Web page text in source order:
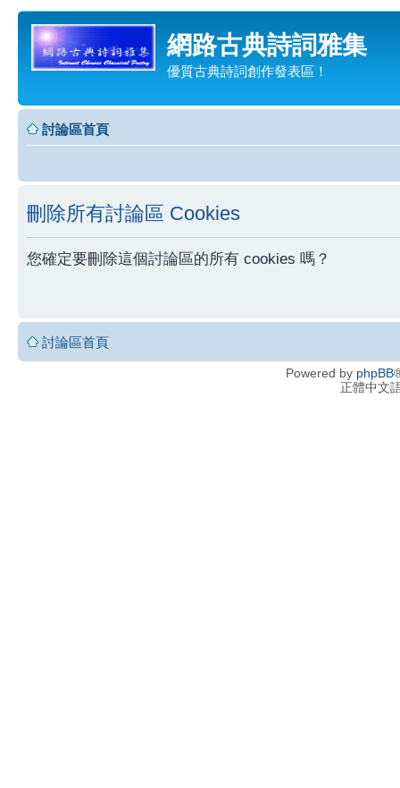
網路古典詩詞雅集
優質古典詩詞創作發表區！
討論區首頁
刪除所有討論區 Cookies
您確定要刪除這個討論區的所有 cookies 嗎？
討論區首頁
Powered by phpBB
正體中文